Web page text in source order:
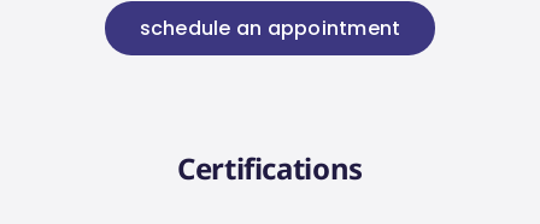
schedule an appointment
Certifications